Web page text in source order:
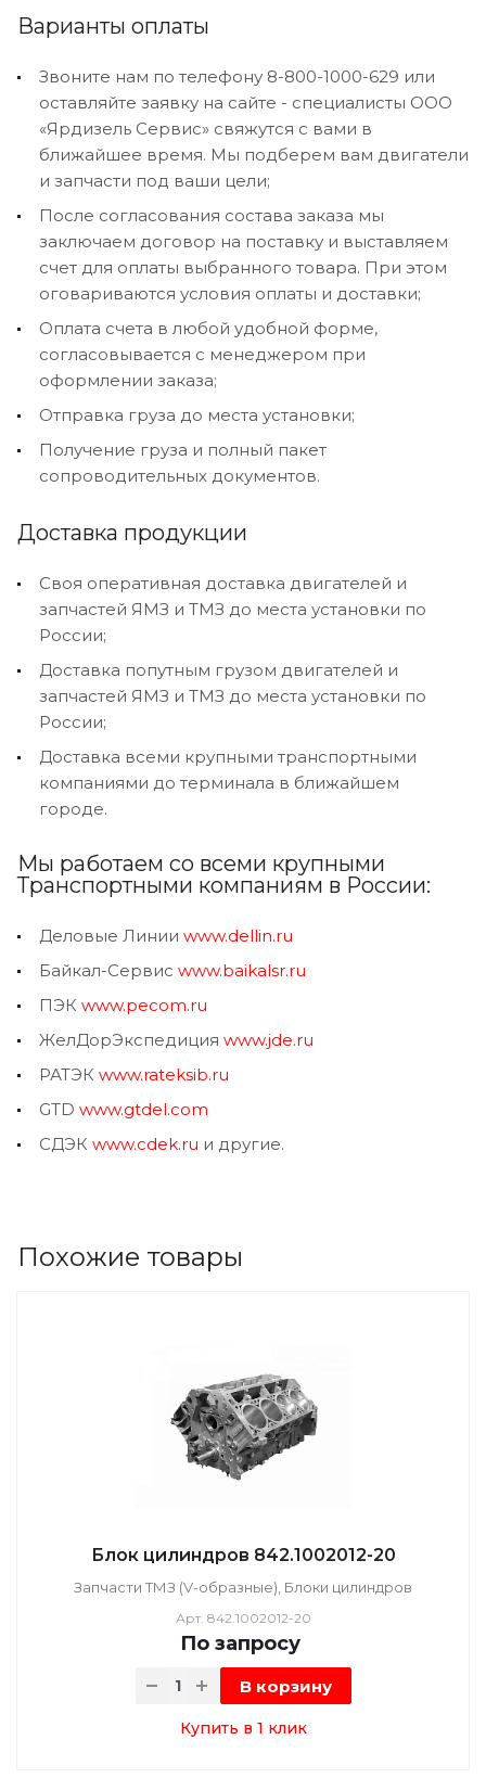
Варианты оплаты
Звоните нам по телефону 8-800-1000-629 или
оставляйте заявку на сайте - специалисты ООО
«Ярдизель Сервис» свяжутся с вами в
ближайшее время. Мы подберем вам двигатели
и запчасти под ваши цели;
После согласования состава заказа мы
заключаем договор на поставку и выставляем
счет для оплаты выбранного товара. При этом
оговариваются условия оплаты и доставки;
Оплата счета в любой удобной форме,
согласовывается с менеджером при
оформлении заказа;
Отправка груза до места установки;
Получение груза и полный пакет
сопроводительных документов.
Доставка продукции
Своя оперативная доставка двигателей и
запчастей ЯМЗ и ТМЗ до места установки по
России;
Доставка попутным грузом двигателей и
запчастей ЯМЗ и ТМЗ до места установки по
России;
Доставка всеми крупными транспортными
компаниями до терминала в ближайшем
городе.
Мы работаем со всеми крупными
Транспортными компаниям в России:
Деловые Линии www.dellin.ru
Байкал-Сервис www.baikalsr.ru
ПЭК www.pecom.ru
ЖелДорЭкспедиция www.jde.ru
РАТЭК www.rateksib.ru
GTD www.gtdel.com
СДЭК www.cdek.ru и другие.
Похожие товары
Блок цилиндров 842.1002012-20
Запчасти ТМЗ (V-образные), Блоки цилиндров
Арт. 842.1002012-20
По запросу
В корзину
Купить в 1 клик